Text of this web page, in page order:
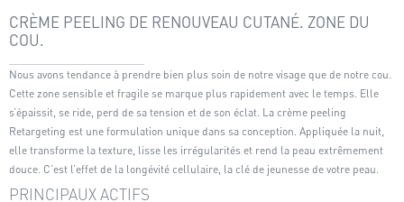
CRÈME PEELING DE RENOUVEAU CUTANÉ. ZONE DU
COU.
Nous avons tendance à prendre bien plus soin de notre visage que de notre cou.
Cette zone sensible et fragile se marque plus rapidement avec le temps. Elle
s’épaissit, se ride, perd de sa tension et de son éclat. La crème peeling
Retargeting est une formulation unique dans sa conception. Appliquée la nuit,
elle transforme la texture, lisse les irrégularités et rend la peau extrêmement
douce. C’est l’effet de la longévité cellulaire, la clé de jeunesse de votre peau.
PRINCIPAUX ACTIFS